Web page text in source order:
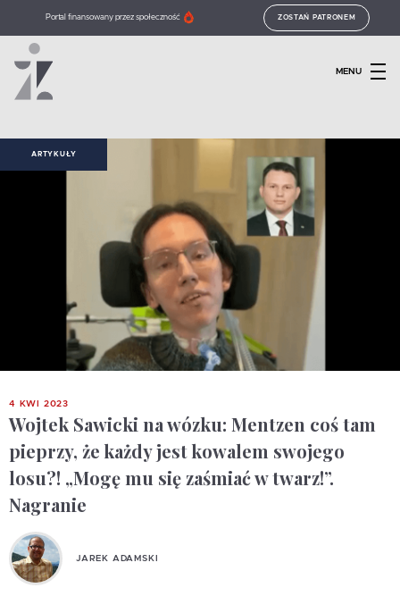
Portal finansowany przez społeczność ZOSTAŃ PATRONEM
MENU
ARTYKUŁY
4 KWI 2023
Wojtek Sawicki na wózku: Mentzen coś tam
pieprzy, że każdy jest kowalem swojego
losu?! „Mogę mu się zaśmiać w twarz!”.
Nagranie
JAREK ADAMSKI